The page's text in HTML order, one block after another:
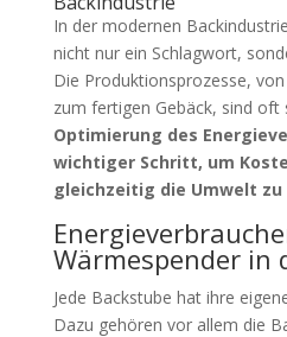
In der modernen
nicht nur ein Schlagwort,
Die Produktionsprozesse,
zum fertigen Gebäck, sind oft
Optimierung des
wichtiger Schritt, um
gleichzeitig die Umwelt zu
Wärmespender in
Jede Backstube hat ihre
Dazu gehören vor allem die